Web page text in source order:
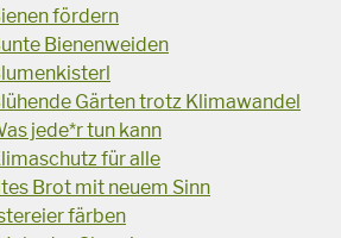
fördern
Bienenweiden
Gärten trotz Klimawandel
jede*r tun kann
für alle
Brot mit neuem Sinn
färben